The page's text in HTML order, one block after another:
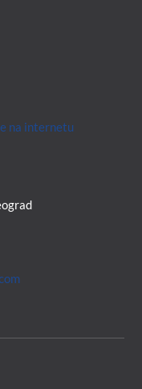
na internetu